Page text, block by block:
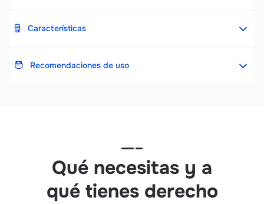
Características
Recomendaciones de uso
Qué necesitas y a
qué tienes derecho